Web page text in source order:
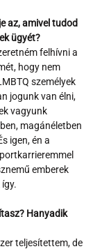
az, amivel tudod
ügyét?
felhívni a
hogy nem
személyek
jogunk van élni,
vagyunk
magánéletben
igen, én a
emberek
Hanyadik
teljesítettem, de